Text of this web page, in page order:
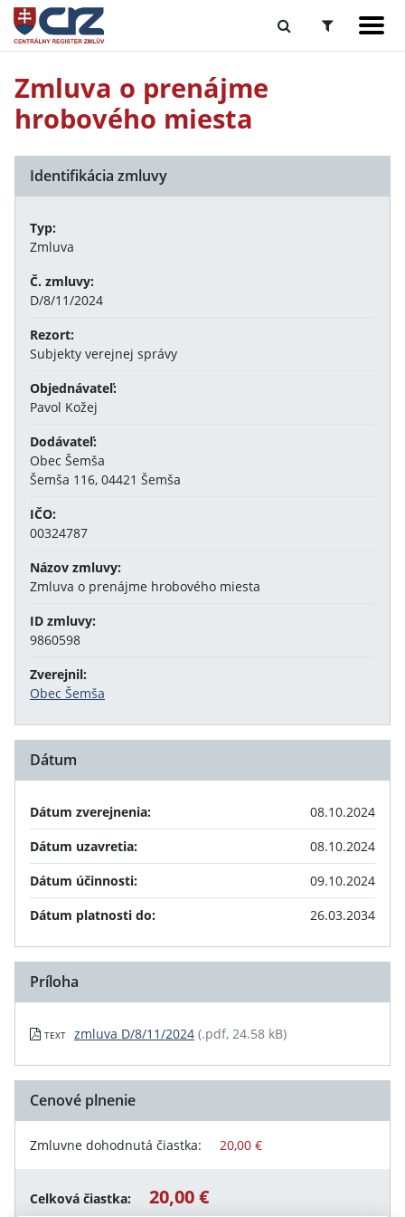
Zmluva o prenájme
hrobového miesta
Identifikácia zmluvy
Typ:
Zmluva
Č. zmluvy:
D/8/11/2024
Rezort:
Subjekty verejnej správy
Objednávateľ:
Pavol Kožej
Dodávateľ:
Obec Šemša
Šemša 116, 04421 Šemša
IČO:
00324787
Názov zmluvy:
Zmluva o prenájme hrobového miesta
ID zmluvy:
9860598
Zverejnil:
Obec Šemša
Dátum
Dátum zverejnenia:
08.10.2024
Dátum uzavretia:
08.10.2024
Dátum účinnosti:
09.10.2024
Dátum platnosti do:
26.03.2034
Príloha
TEXT zmluva D/8/11/2024 (.pdf, 24.58 kB)
Cenové plnenie
Zmluvne dohodnutá čiastka: 20,00 €
Celková čiastka: 20,00 €